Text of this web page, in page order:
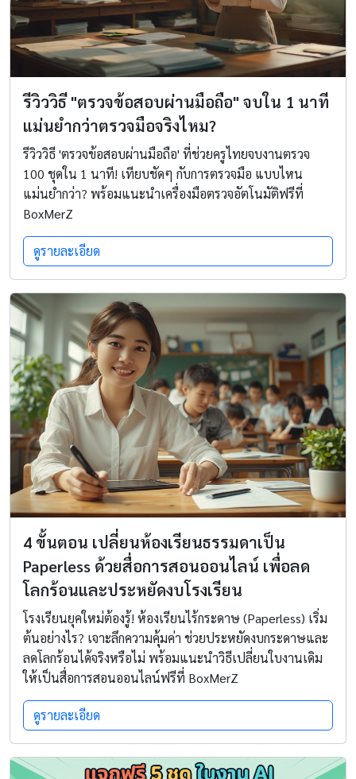
รีวิววิธี "ตรวจข้อสอบผ่านมือถือ" จบใน 1 นาที
แม่นยำกว่าตรวจมือจริงไหม?
รีวิววิธี 'ตรวจข้อสอบผ่านมือถือ' ที่ช่วยครูไทยจบงานตรวจ
100 ชุดใน 1 นาที! เทียบชัดๆ กับการตรวจมือ แบบไหน
แม่นยำกว่า? พร้อมแนะนำเครื่องมือตรวจอัตโนมัติฟรีที่
BoxMerZ
ดูรายละเอียด
4 ขั้นตอน เปลี่ยนห้องเรียนธรรมดาเป็น
Paperless ด้วยสื่อการสอนออนไลน์ เพื่อลด
โลกร้อนและประหยัดงบโรงเรียน
โรงเรียนยุคใหม่ต้องรู้! ห้องเรียนไร้กระดาษ (Paperless) เริ่ม
ต้นอย่างไร? เจาะลึกความคุ้มค่า ช่วยประหยัดงบกระดาษและ
ลดโลกร้อนได้จริงหรือไม่ พร้อมแนะนำวิธีเปลี่ยนใบงานเดิม
ให้เป็นสื่อการสอนออนไลน์ฟรีที่ BoxMerZ
ดูรายละเอียด